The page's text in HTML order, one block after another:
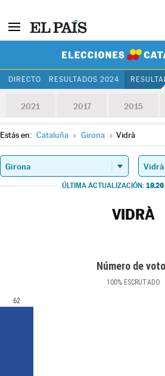
DIRECTO RESULTADOS 2024
2021 2017 2015
Estás en: Cataluña » Girona » Vidrà
ÚLTIMA ACTUALIZACIÓN: 19.26
VIDRÀ
Número de
100% ESCRUTADO
62